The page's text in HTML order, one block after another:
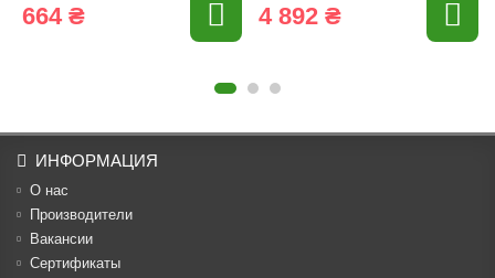
664 ₴ 4 892 ₴
ИНФОРМАЦИЯ
О нас
Производители
Вакансии
Cертификаты